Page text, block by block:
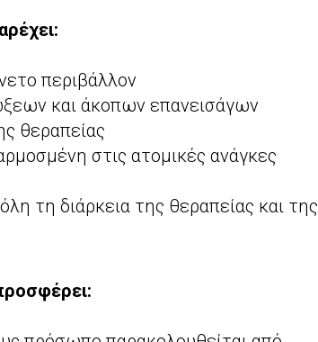
περιβάλλον
και άκοπων επανεισάγων
θεραπείας
στις ατομικές ανάγκες
τη διάρκεια της θεραπείας και της